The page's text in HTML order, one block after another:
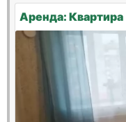
Аренда: Квартира